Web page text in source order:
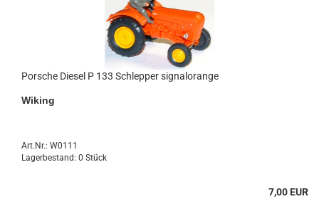
Por­sche Die­sel P 133 Schlep­per si­gnal­oran­ge
Wi­king
Art.Nr.: W0111
Lagerbestand: 0 Stück
7,00 EUR